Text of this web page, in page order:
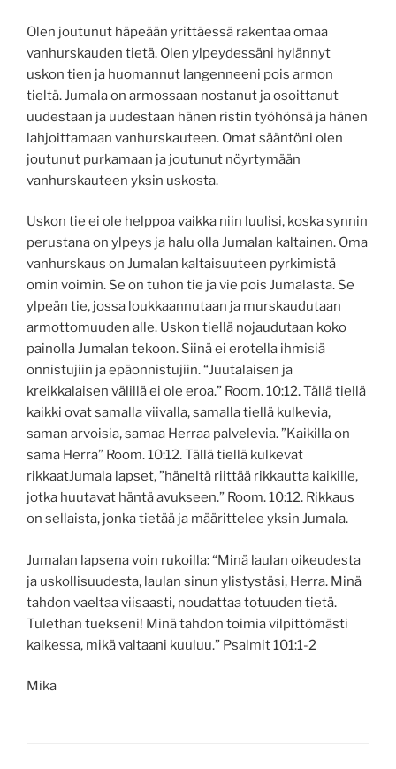
Olen joutunut häpeään yrittäessä rakentaa omaa
vanhurskauden tietä. Olen ylpeydessäni hylännyt
uskon tien ja huomannut langenneeni pois armon
tieltä. Jumala on armossaan nostanut ja osoittanut
uudestaan ja uudestaan hänen ristin työhönsä ja hänen
lahjoittamaan vanhurskauteen. Omat sääntöni olen
joutunut purkamaan ja joutunut nöyrtymään
vanhurskauteen yksin uskosta.
Uskon tie ei ole helppoa vaikka niin luulisi, koska synnin
perustana on ylpeys ja halu olla Jumalan kaltainen. Oma
vanhurskaus on Jumalan kaltaisuuteen pyrkimistä
omin voimin. Se on tuhon tie ja vie pois Jumalasta. Se
ylpeän tie, jossa loukkaannutaan ja murskaudutaan
armottomuuden alle. Uskon tiellä nojaudutaan koko
painolla Jumalan tekoon. Siinä ei erotella ihmisiä
onnistujiin ja epäonnistujiin. “Juutalaisen ja
kreikkalaisen välillä ei ole eroa.” Room. 10:12. Tällä tiellä
kaikki ovat samalla viivalla, samalla tiellä kulkevia,
saman arvoisia, samaa Herraa palvelevia. ”Kaikilla on
sama Herra” Room. 10:12. Tällä tiellä kulkevat
rikkaatJumala lapset, ”häneltä riittää rikkautta kaikille,
jotka huutavat häntä avukseen.” Room. 10‬:‭12‬. Rikkaus
on sellaista, jonka tietää ja määrittelee yksin Jumala.
Jumalan lapsena voin rukoilla: “Minä laulan oikeudesta
ja uskollisuudesta, laulan sinun ylistystäsi, Herra. Minä
tahdon vaeltaa viisaasti, noudattaa totuuden tietä.
Tulethan tuekseni! Minä tahdon toimia vilpittömästi
kaikessa, mikä valtaani kuuluu.” Psalmit‬ ‭101‬:‭1‬-‭2‬ ‭
Mika